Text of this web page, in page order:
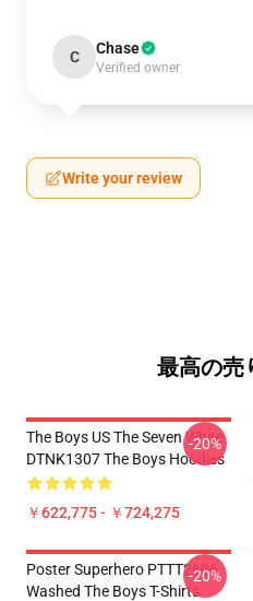
C Chase
Verified owner
Write your review
最高の売
The Boys US The Seven White
DTNK1307 The Boys Hoodies
￥622,775 - ￥724,275
-20%
Poster Superhero PTTT2606
Washed The Boys T-Shirts
-20%